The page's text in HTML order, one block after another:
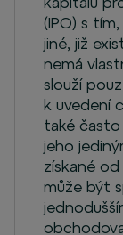
(IPO) s
jiné, již
nemá
slouží
k uvedení
také často
jeho
získané
může být